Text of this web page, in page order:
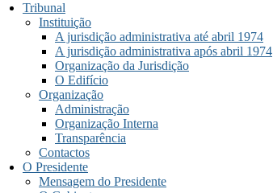
Tribunal
Instituição
A jurisdição administrativa até abril 1974
A jurisdição administrativa após abril 1974
Organização da Jurisdição
O Edifício
Organização
Administração
Organização Interna
Transparência
Contactos
O Presidente
Mensagem do Presidente